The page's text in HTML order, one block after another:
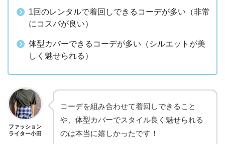
1回のレンタルで着回しできるコーデが多い（非常
にコスパが良い）
体型カバーできるコーデが多い（シルエットが美
しく魅せられる）
ファッション
ライター小田
コーデを組み合わせて着回しできること
や、体型カバーでスタイル良く魅せられる
のは本当に嬉しかったです！